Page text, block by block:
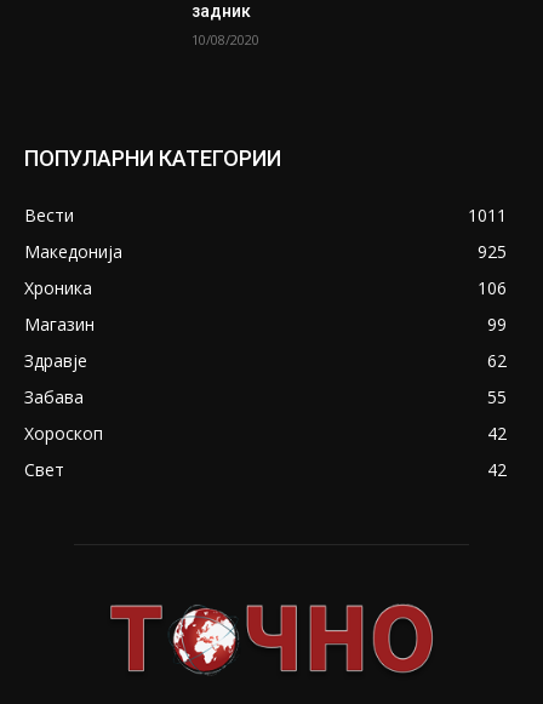
задник
10/08/2020
ПОПУЛАРНИ КАТЕГОРИИ
Вести
1011
Македонија
925
Хроника
106
Магазин
99
Здравје
62
Забава
55
Хороскоп
42
Свет
42